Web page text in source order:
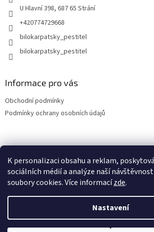
K personalizaci obsahu a reklam,
sociálních médií a analýze naší
soubory cookies. Více informacízde.
Nastavení
U Hlavní 398, 687 65 Strání
+420774729668
bilokarpatsky_pestitel
Informace pro vás
Obchodní podmínky
Podmínky ochrany osobních údajů